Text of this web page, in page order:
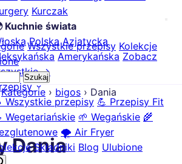
Kurczak
Kuchnie świata
Polska Azjatycka
Amerykańska Zobacz
→
Wszystkie przepisy 💪 Przepisy Fit
Wegetariańskie 🌱 Wegańskie 🌾
🌪️ Air Fryer
Składniki Blog Ulubione
Wszystkie przepisy Kolekcje
Szukaj
Kategorie › bigos › Dania
Dania